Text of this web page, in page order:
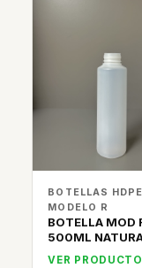
BOTELLAS HDPE
MODELO R
BOTELLA MOD
500ML
VER